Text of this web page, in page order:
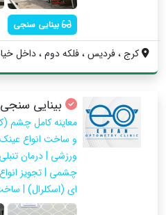
بینایی سنجی
کرج ، فردیس ، فلکه دوم ، داخل خیابان
بینایی
معاینه کامل چشم
و ساخت انواع
ورزشی | درمان
چشمی | تجویز
ای (اسکلرال) |